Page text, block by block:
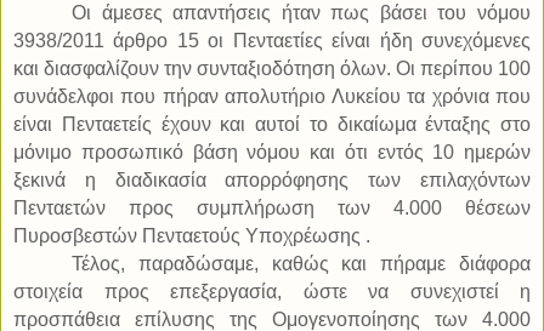
Οι άμεσες απαντήσεις ήταν πως βάσει του νόμου
3938/2011 άρθρο 15 οι Πενταετίες είναι ήδη συνεχόμενες
και διασφαλίζουν την συνταξιοδότηση όλων. Οι περίπου 100
συνάδελφοι που πήραν απολυτήριο Λυκείου τα χρόνια που
είναι Πενταετείς έχουν και αυτοί το δικαίωμα ένταξης στο
μόνιμο προσωπικό βάση νόμου και ότι εντός 10 ημερών
ξεκινά η διαδικασία απορρόφησης των επιλαχόντων
Πενταετών προς συμπλήρωση των 4.000 θέσεων
Πυροσβεστών Πενταετούς Υποχρέωσης .
Τέλος, παραδώσαμε, καθώς και πήραμε διάφορα
στοιχεία προς επεξεργασία, ώστε να συνεχιστεί η
προσπάθεια επίλυσης της Ομογενοποίησης των 4.000